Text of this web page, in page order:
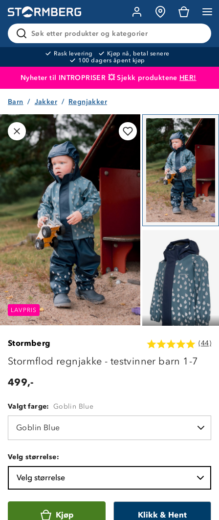
Søk etter produkter og kategorier
Rask levering
Kjøp nå, betal senere
100 dagers åpent kjøp
Nyheter til INTROPRISER 💥 Sjekk produktene HER!
Produktet er lagt i handlekurven
Barn Jakker Regnjakker
LAVPRIS LAVPRIS
LAVPRIS
Stormberg (44)
Stormflod regnjakke - testvinner barn 1-7
499,-
Valgt farge: Goblin Blue
Goblin Blue
Velg størrelse:
Velg størrelse
Kjøp Klikk & Hent